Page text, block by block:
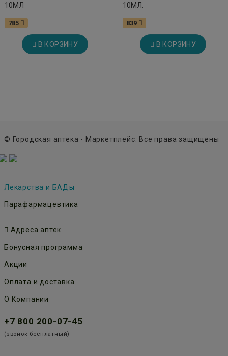
10МЛ
785
В КОРЗИНУ
10МЛ.
839
В КОРЗИНУ
© Городская аптека - Маркетплейс. Все права защищены
Лекарства и БАДы
Парафармацевтика
Адреса аптек
Бонусная программа
Акции
Оплата и доставка
О Компании
+7 800 200-07-45
(звонок бесплатный)